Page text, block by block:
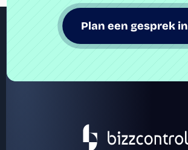
Plan een gesprek in